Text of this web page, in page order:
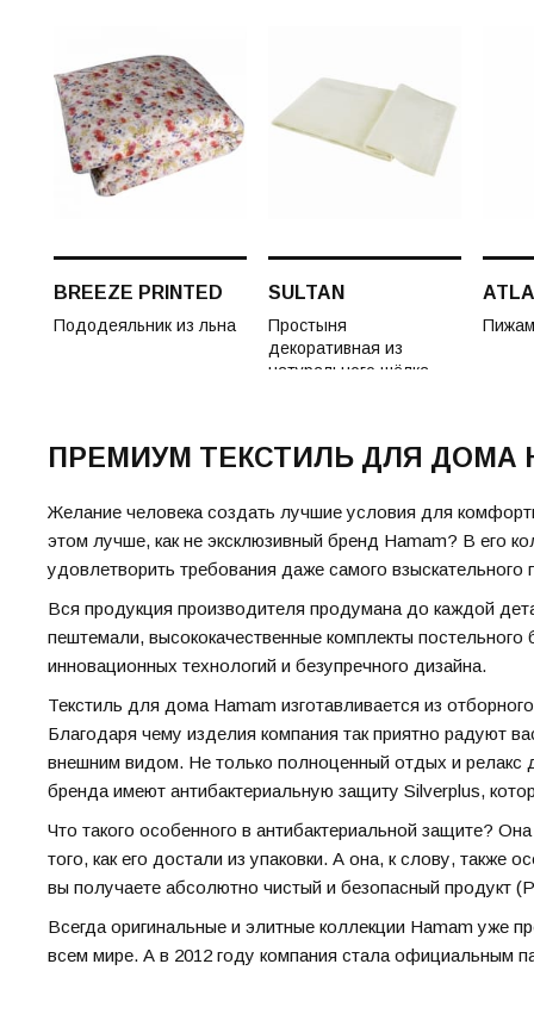
BREEZE PRINTED
Пододеяльник из льна
SULTAN
Простыня
декоративная из
натурального шёлка
ПРЕМИУМ ТЕКСТИЛЬ ДЛЯ ДОМА
Желание человека создать лучшие условия для
этом лучше, как не эксклюзивный бренд Hamam? В его
удовлетворить требования даже самого взыскательного
Вся продукция производителя продумана до каждой
пештемали, высококачественные комплекты
инновационных технологий и безупречного дизайна.
Текстиль для дома Hamam изготавливается из
Благодаря чему изделия компания так приятно радуют
внешним видом. Не только полноценный отдых и релакс
бренда имеют антибактериальную защиту Silverplus,
Что такого особенного в антибактериальной защите?
того, как его достали из упаковки. А она, к слову, также
вы получаете абсолютно чистый и безопасный продукт
Всегда оригинальные и элитные коллекции Hamam уже
всем мире. А в 2012 году компания стала официальным